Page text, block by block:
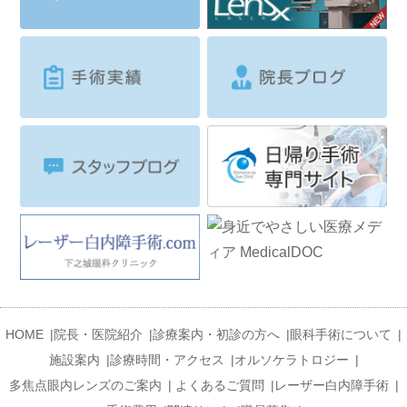
HOME |院長・医院紹介 |診療案内・初診の方へ |眼科手術について
|
施設案内 |診療時間・アクセス |オルソケラトロジー |
多焦点眼内レンズのご案内 | よくあるご質問 |レーザー白内障手術 |